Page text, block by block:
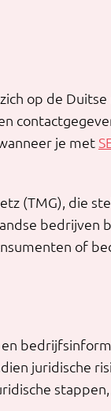
op de
je met
(TMG), die
bedrijven
of
juridische